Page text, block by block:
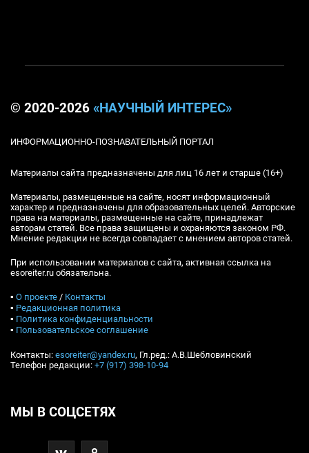
© 2020-2026 «НАУЧНЫЙ ИНТЕРЕС»
ИНФОРМАЦИОННО-ПОЗНАВАТЕЛЬНЫЙ ПОРТАЛ
Материалы сайта предназначены для лиц 16 лет и старше (16+)
Материалы, размещенные на сайте, носят информационный
характер и предназначены для образовательных целей. Авторские
права на материалы, размещенные на сайте, принадлежат
авторам статей. Все права защищены и охраняются законом РФ.
Мнение редакции не всегда совпадает с мнением авторов статей.
При использовании материалов с сайта, активная ссылка на
esoreiter.ru обязательна.
▪ О проекте / Контакты
▪ Редакционная политика
▪ Политика конфиденциальности
▪ Пользовательское соглашение
Контакты: esoreiter@yandex.ru, Гл.ред.: А.В.Шебловинский
Телефон редакции: +7 (917) 398-10-94
МЫ В СОЦСЕТЯХ